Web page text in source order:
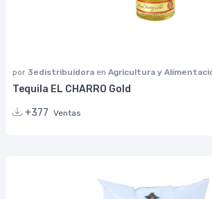
por 3edistribuidora en Agricultura y
Tequila EL CHARRO Gold
+377 Ventas